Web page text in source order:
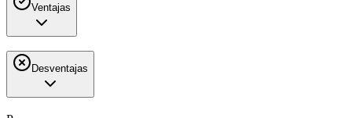
Ventajas
Desventajas